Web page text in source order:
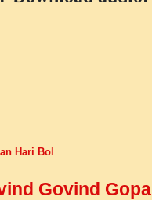
Hari Bol
Govind Gopal